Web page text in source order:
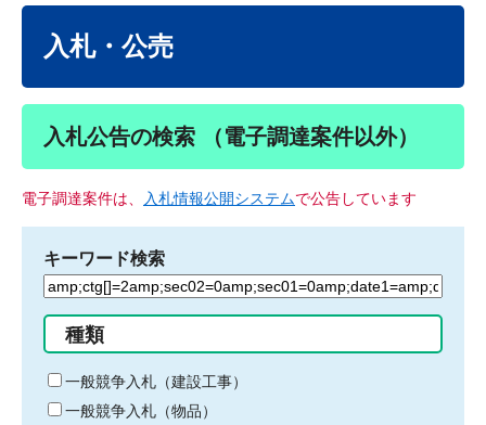
入札・公売
入札公告の検索 （電子調達案件以外）
電子調達案件は、 入札情報公開システムで公告しています
キーワード検索
検
る
キ
ー
種類
一般競争入札（建設工事）
一般競争入札（物品）